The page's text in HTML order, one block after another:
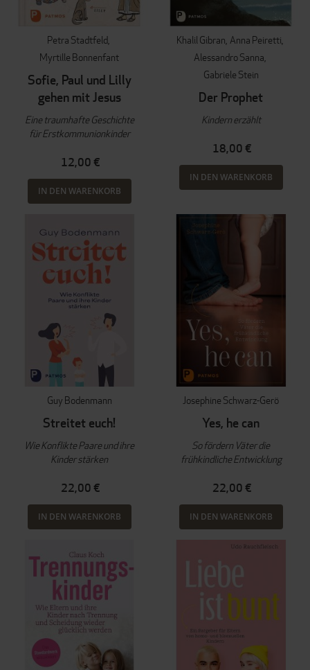
Petra Stadtfeld
Myrtille Bonnenfant
Sofie, Paul und Lilly
gehen mit Jesus
Eine traumhafte Geschichte
für Erstkommunionkinder
12,00 €
IN DEN WARENKORB
Khalil Gibran Anna Peiretti
Alessandro Sanna
Gabriele Stein
Der Prophet
Kindern erzählt
18,00 €
IN DEN WARENKORB
Guy Bodenmann
Streitet euch!
Wie Konflikte Paare und ihre
Kinder stärken
22,00 €
IN DEN WARENKORB
Josephine Schwarz-Gerö
Yes, he can
So fördern Väter die
frühkindliche Entwicklung
22,00 €
IN DEN WARENKORB